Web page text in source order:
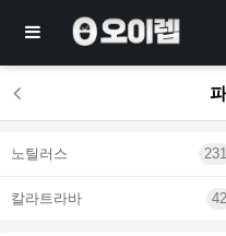
노틸러스 231
칼라트라바 42